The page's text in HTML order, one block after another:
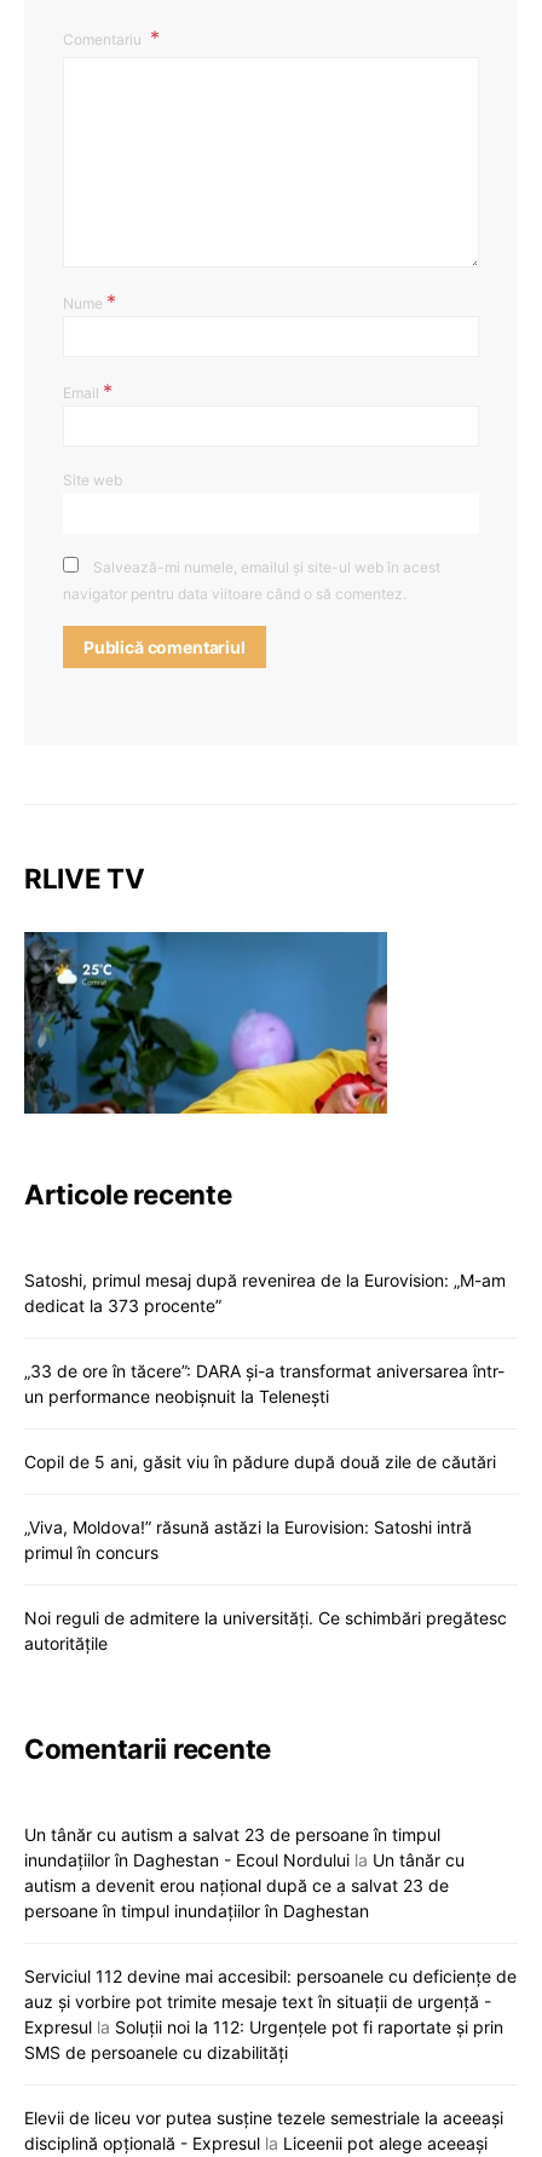
Comentariu
Nume *
Email *
Site web
Salvează-mi numele, emailul și site-ul web în acest
navigator pentru data viitoare când o să comentez.
RLIVE TV
Articole recente
Satoshi, primul mesaj după revenirea de la Eurovision: „M-am
dedicat la 373 procente”
„33 de ore în tăcere”: DARA și-a transformat aniversarea într-
un performance neobișnuit la Telenești
Copil de 5 ani, găsit viu în pădure după două zile de căutări
„Viva, Moldova!” răsună astăzi la Eurovision: Satoshi intră
primul în concurs
Noi reguli de admitere la universități. Ce schimbări pregătesc
autoritățile
Comentarii recente
Un tânăr cu autism a salvat 23 de persoane în timpul
inundațiilor în Daghestan - Ecoul Nordului la Un tânăr cu
autism a devenit erou național după ce a salvat 23 de
persoane în timpul inundațiilor în Daghestan
Serviciul 112 devine mai accesibil: persoanele cu deficiențe de
auz și vorbire pot trimite mesaje text în situații de urgență -
Expresul la Soluții noi la 112: Urgențele pot fi raportate și prin
SMS de persoanele cu dizabilități
Elevii de liceu vor putea susține tezele semestriale la aceeași
disciplină opțională - Expresul la Liceenii pot alege aceeași